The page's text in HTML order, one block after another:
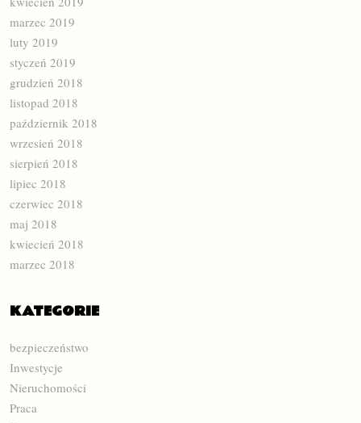
marzec 2019
luty 2019
styczeń 2019
grudzień 2018
listopad 2018
październik 2018
wrzesień 2018
sierpień 2018
lipiec 2018
czerwiec 2018
maj 2018
kwiecień 2018
marzec 2018
KATEGORIE
bezpieczeństwo
Inwestycje
Nieruchomości
Praca